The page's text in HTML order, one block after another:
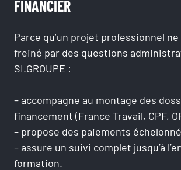
FINANCIER
Parce qu’un projet professionnel
freiné par des questions
SI.GROUPE :
– accompagne au montage des
financement (France Travail, CPF,
– propose des paiements
– assure un suivi complet jusqu’à
formation.